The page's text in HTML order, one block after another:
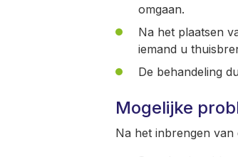
omgaan.
Na het plaatsen
iemand u
De behandeling
Mogelijke
Na het inbrengen